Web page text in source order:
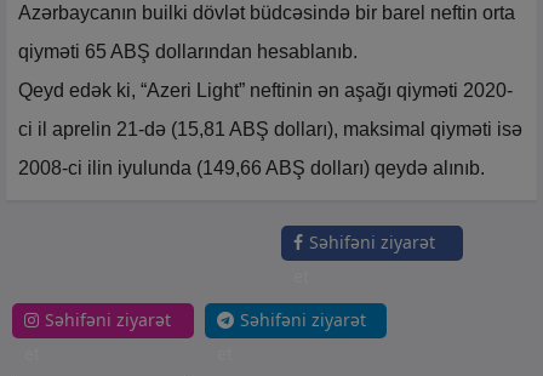
Azərbaycanın builki dövlət büdcəsində bir barel neftin orta
qiyməti 65 ABŞ dollarından hesablanıb.
Qeyd edək ki, “Azeri Light” neftinin ən aşağı qiyməti 2020-
ci il aprelin 21-də (15,81 ABŞ dolları), maksimal qiyməti isə
2008-ci ilin iyulunda (149,66 ABŞ dolları) qeydə alınıb.
Səhifəni ziyarət
Səhifəni ziyarət
Səhifəni ziyarət